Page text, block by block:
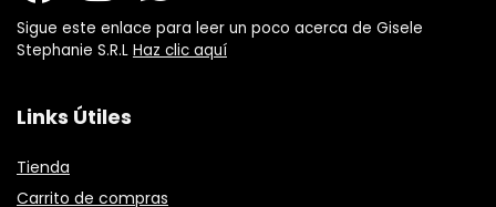
Sigue este enlace para leer un poco acerca de Gisele
Stephanie S.R.L Haz clic aquí
Links Útiles
Tienda
Carrito de compras